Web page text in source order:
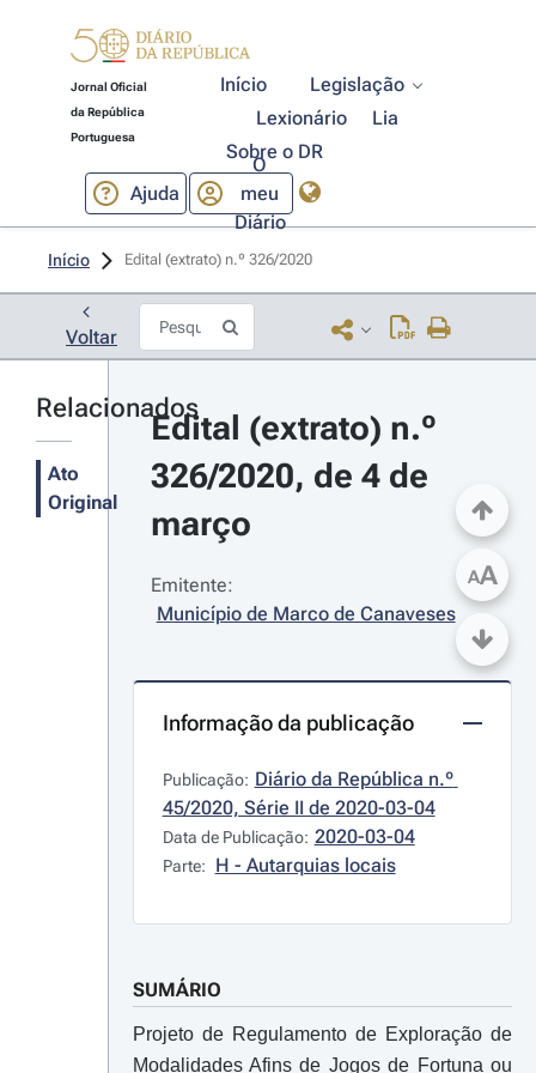
Jornal Oficial
da República
Portuguesa
Início
Legislação
Lexionário
Lia
Sobre o DR
Ajuda
O
meu
Diário
Início Edital (extrato) n.º 326/2020
Voltar
Relacionados
Ato
Original
Edital (extrato) n.º
326/2020, de 4 de
março
Emitente:
Município de Marco de Canaveses
Informação da publicação
Publicação: Diário da República n.º
45/2020, Série II de 2020-03-04
Data de Publicação: 2020-03-04
Parte: H - Autarquias locais
SUMÁRIO
Projeto de Regulamento de Exploração de
Modalidades Afins de Jogos de Fortuna ou
AA